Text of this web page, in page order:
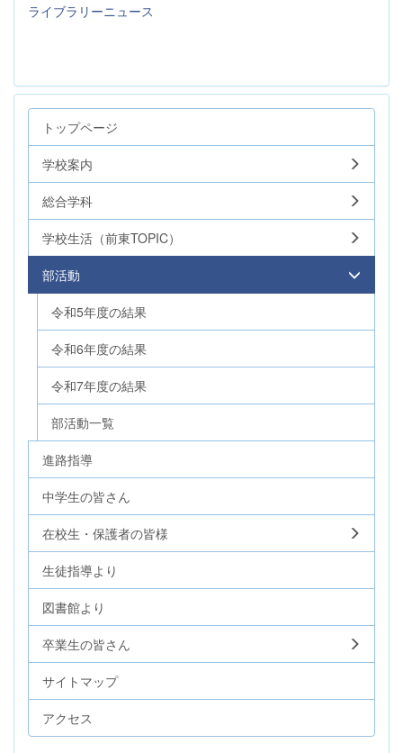
ライブラリーニュース
トップページ
学校案内
総合学科
学校生活（前東TOPIC）
部活動
令和5年度の結果
令和6年度の結果
令和7年度の結果
部活動一覧
進路指導
中学生の皆さん
在校生・保護者の皆様
生徒指導より
図書館より
卒業生の皆さん
サイトマップ
アクセス